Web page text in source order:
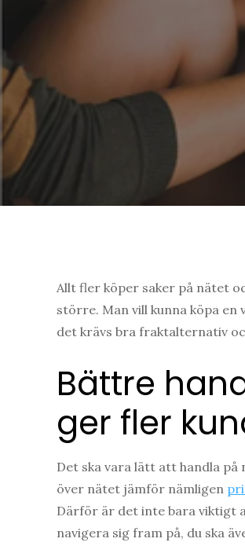
Allt fler köper saker på nätet
större. Man vill kunna köpa
det krävs bra fraktalternativ
Bättre
ger fler
Det ska vara lätt att handla på
över nätet jämför nämligen
Därför är det inte bara viktigt
navigera sig fram på, du ska